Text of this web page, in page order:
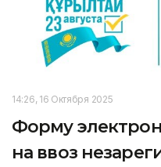
14:26, 16 Октября 2025
Форму
на ввоз